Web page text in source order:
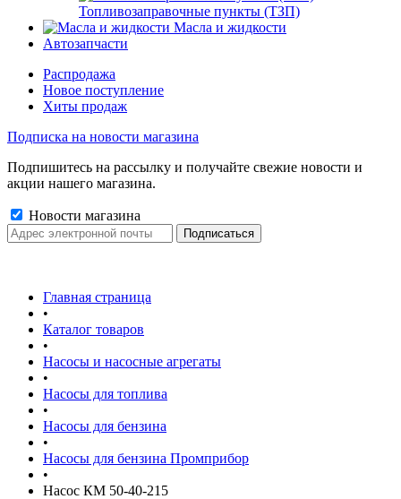
Топливозаправочные пункты (ТЗП)
Масла и жидкости
Автозапчасти
Распродажа
Новое поступление
Хиты продаж
Подписка на новости магазина
Подпишитесь на рассылку и получайте свежие новости и
акции нашего магазина.
Новости магазина
Главная страница
•
Каталог товаров
•
Насосы и насосные агрегаты
•
Насосы для топлива
•
Насосы для бензина
•
Насосы для бензина Промприбор
•
Насос КМ 50-40-215